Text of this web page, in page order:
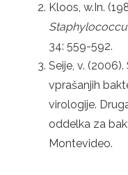
Kloos, w.In.
34: 559-592.
Seije, v. (2006).
vprašanjih
virologije.
oddelka za
Montevideo.